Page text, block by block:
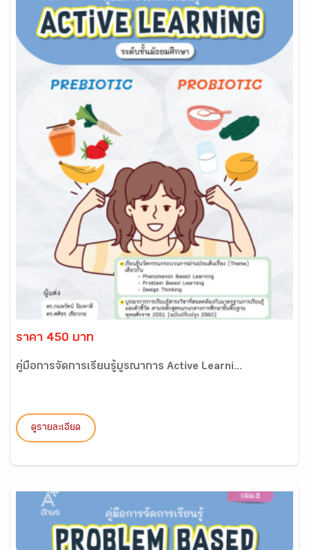
ราคา 450 บาท
คู่มือการจัดการเรียนรู้บูรณาการ Active Learni...
ดูรายละเอียด